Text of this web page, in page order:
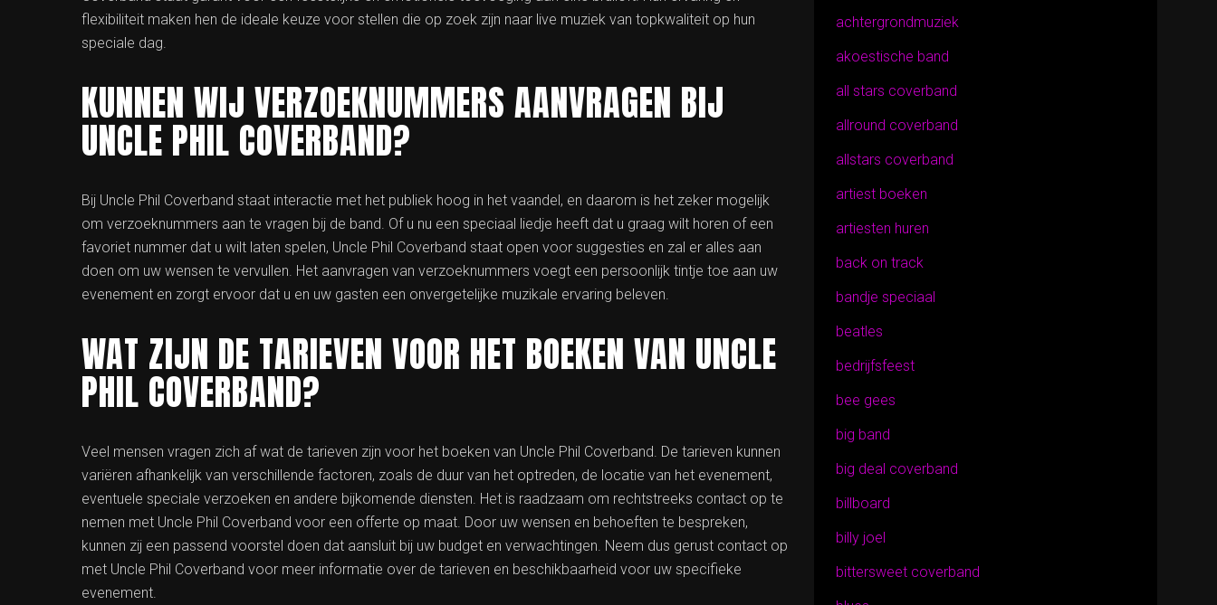
flexibiliteit maken hen de ideale keuze voor stellen die op zoek zijn naar live muziek van topkwaliteit op hun
speciale dag.
KUNNEN WIJ VERZOEKNUMMERS AANVRAGEN BIJ
UNCLE PHIL COVERBAND?
Bij Uncle Phil Coverband staat interactie met het publiek hoog in het vaandel, en daarom is het zeker mogelijk
om verzoeknummers aan te vragen bij de band. Of u nu een speciaal liedje heeft dat u graag wilt horen of een
favoriet nummer dat u wilt laten spelen, Uncle Phil Coverband staat open voor suggesties en zal er alles aan
doen om uw wensen te vervullen. Het aanvragen van verzoeknummers voegt een persoonlijk tintje toe aan uw
evenement en zorgt ervoor dat u en uw gasten een onvergetelijke muzikale ervaring beleven.
WAT ZIJN DE TARIEVEN VOOR HET BOEKEN VAN UNCLE
PHIL COVERBAND?
Veel mensen vragen zich af wat de tarieven zijn voor het boeken van Uncle Phil Coverband. De tarieven kunnen
variëren afhankelijk van verschillende factoren, zoals de duur van het optreden, de locatie van het evenement,
eventuele speciale verzoeken en andere bijkomende diensten. Het is raadzaam om rechtstreeks contact op te
nemen met Uncle Phil Coverband voor een offerte op maat. Door uw wensen en behoeften te bespreken,
kunnen zij een passend voorstel doen dat aansluit bij uw budget en verwachtingen. Neem dus gerust contact op
met Uncle Phil Coverband voor meer informatie over de tarieven en beschikbaarheid voor uw specifieke
evenement.
achtergrondmuziek
akoestische band
all stars coverband
allround coverband
allstars coverband
artiest boeken
artiesten huren
back on track
bandje speciaal
beatles
bedrijfsfeest
bee gees
big band
big deal coverband
billboard
billy joel
bittersweet coverband